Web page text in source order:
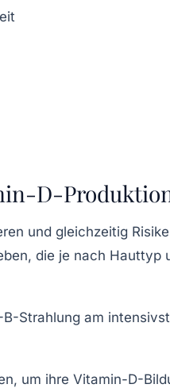
D-
und gleichzeitig
die je nach Hauttyp
Strahlung am
um ihre Vitamin-D-